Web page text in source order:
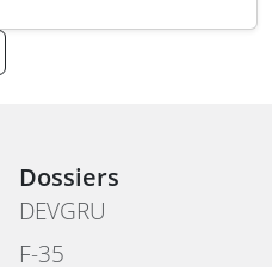
Dossiers
DEVGRU
F-35